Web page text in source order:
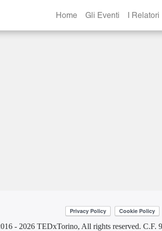
Home Gli Eventi I Relatori
sera
- 2026 TEDxTorino, All rights reserved. C.F.